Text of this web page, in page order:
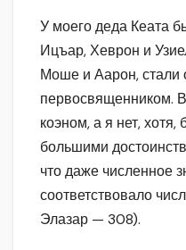
У моего деда Кеата
Ицъар, Хеврон и
Моше и Аарон, стали
первосвященником.
коэном, а я нет,
большими
что даже численное
соответствовало
Элазар — 308).